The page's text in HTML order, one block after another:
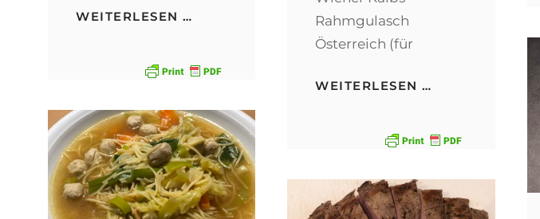
WEITERLESEN …
Rahmgulasch
Österreich (für
WEITERLESEN …